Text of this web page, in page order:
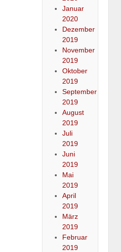
Januar
2020
Dezember
2019
November
2019
Oktober
2019
September
2019
August
2019
Juli
2019
Juni
2019
Mai
2019
April
2019
März
2019
Februar
2019